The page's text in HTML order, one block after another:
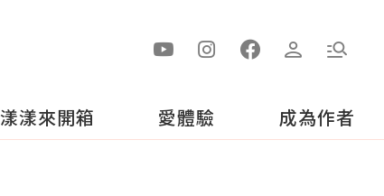
漾漾來開箱 愛體驗 成為作者